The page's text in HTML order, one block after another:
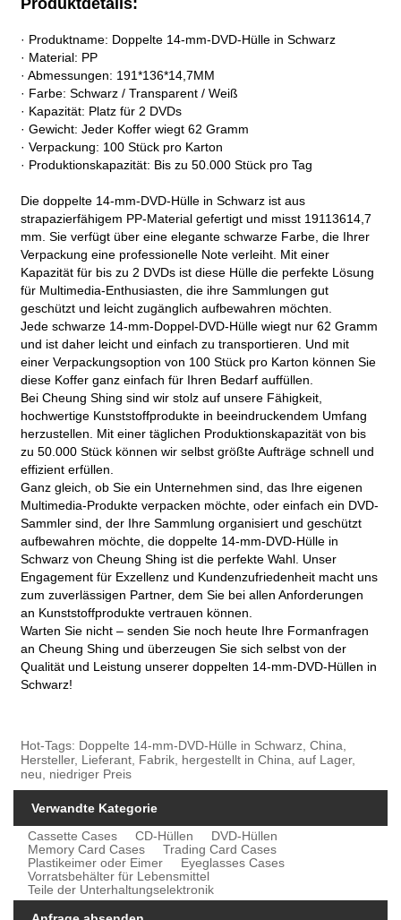
· Produktname: Doppelte 14-mm-DVD-Hülle in Schwarz
· Material: PP
· Abmessungen: 191*136*14,7MM
· Farbe: Schwarz / Transparent / Weiß
· Kapazität: Platz für 2 DVDs
· Gewicht: Jeder Koffer wiegt 62 Gramm
· Verpackung: 100 Stück pro Karton
· Produktionskapazität: Bis zu 50.000 Stück pro Tag
Die doppelte 14-mm-DVD-Hülle in Schwarz ist aus
strapazierfähigem PP-Material gefertigt und misst 19113614,7
mm. Sie verfügt über eine elegante schwarze Farbe, die Ihrer
Verpackung eine professionelle Note verleiht. Mit einer
Kapazität für bis zu 2 DVDs ist diese Hülle die perfekte Lösung
für Multimedia-Enthusiasten, die ihre Sammlungen gut
geschützt und leicht zugänglich aufbewahren möchten.
Jede schwarze 14-mm-Doppel-DVD-Hülle wiegt nur 62 Gramm
und ist daher leicht und einfach zu transportieren. Und mit
einer Verpackungsoption von 100 Stück pro Karton können Sie
diese Koffer ganz einfach für Ihren Bedarf auffüllen.
Bei Cheung Shing sind wir stolz auf unsere Fähigkeit,
hochwertige Kunststoffprodukte in beeindruckendem Umfang
herzustellen. Mit einer täglichen Produktionskapazität von bis
zu 50.000 Stück können wir selbst größte Aufträge schnell und
effizient erfüllen.
Ganz gleich, ob Sie ein Unternehmen sind, das Ihre eigenen
Multimedia-Produkte verpacken möchte, oder einfach ein DVD-
Sammler sind, der Ihre Sammlung organisiert und geschützt
aufbewahren möchte, die doppelte 14-mm-DVD-Hülle in
Schwarz von Cheung Shing ist die perfekte Wahl. Unser
Engagement für Exzellenz und Kundenzufriedenheit macht uns
zum zuverlässigen Partner, dem Sie bei allen Anforderungen
an Kunststoffprodukte vertrauen können.
Warten Sie nicht – senden Sie noch heute Ihre Formanfragen
an Cheung Shing und überzeugen Sie sich selbst von der
Qualität und Leistung unserer doppelten 14-mm-DVD-Hüllen in
Schwarz!
Hot-Tags: Doppelte 14-mm-DVD-Hülle in Schwarz, China,
Hersteller, Lieferant, Fabrik, hergestellt in China, auf Lager,
neu, niedriger Preis
Verwandte Kategorie
Cassette Cases
CD-Hüllen
DVD-Hüllen
Memory Card Cases
Trading Card Cases
Plastikeimer oder Eimer
Eyeglasses Cases
Vorratsbehälter für Lebensmittel
Teile der Unterhaltungselektronik